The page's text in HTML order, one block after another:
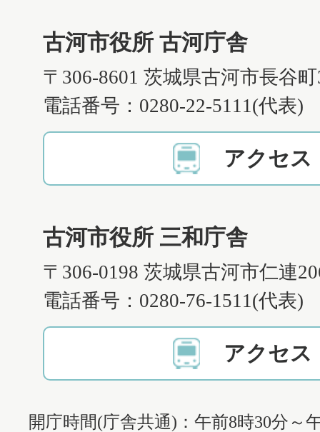
古河市役所 古河庁舎
〒306-8601 茨城県古河市長谷
電話番号：0280-22-5111(代表)
アクセス
古河市役所 三和庁舎
〒306-0198 茨城県古河市仁連
電話番号：0280-76-1511(代表)
アクセス
開庁時間(庁舎共通)：午前8時30分～